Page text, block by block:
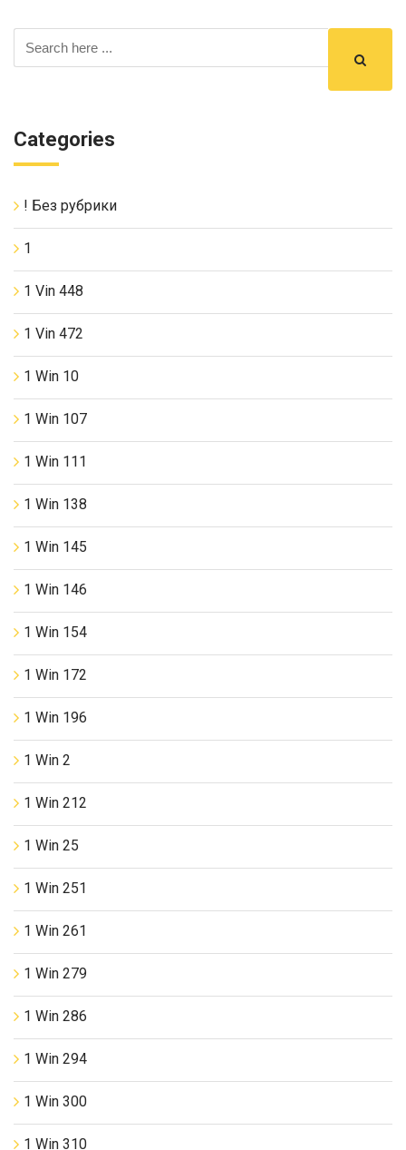
Categories
! Без рубрики
1
1 Vin 448
1 Vin 472
1 Win 10
1 Win 107
1 Win 111
1 Win 138
1 Win 145
1 Win 146
1 Win 154
1 Win 172
1 Win 196
1 Win 2
1 Win 212
1 Win 25
1 Win 251
1 Win 261
1 Win 279
1 Win 286
1 Win 294
1 Win 300
1 Win 310